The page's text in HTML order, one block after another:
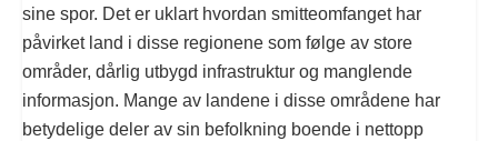
sine spor. Det er uklart hvordan smitteomfanget har
påvirket land i disse regionene som følge av store
områder, dårlig utbygd infrastruktur og manglende
informasjon. Mange av landene i disse områdene har
betydelige deler av sin befolkning boende i nettopp